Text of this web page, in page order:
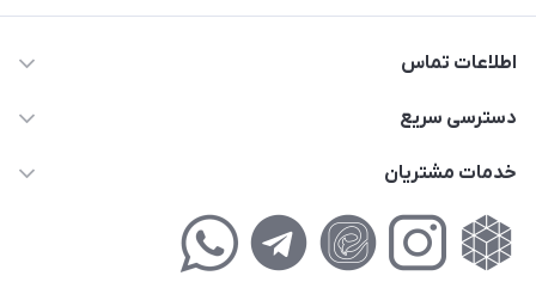
اطلاعات تماس
02177111474
کوچه گلریز 4 غربی ، پلاک 13
دسترسی سریع
حساب کاربری
لیست محصولات
خدمات مشتریان
راهنمای‌خرید‌آنلاین
حریم خصوصی